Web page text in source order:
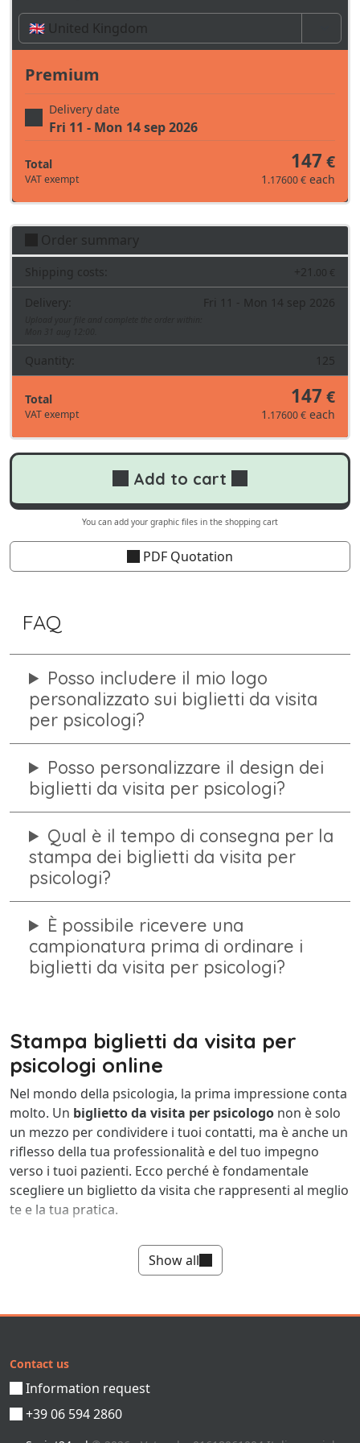
Time, costs and taxes can vary depending on the
region and products contained in the cart
Premium
Delivery date
Fri 11 - Mon 14 sep 2026
Total
VAT exempt
147 €
1 .17600 € each
Order summary
Shipping costs: +21 .00 €
Delivery: Fri 11 - Mon 14 sep 2026
Quantity: 125
Total
VAT exempt
147 €
1 .17600 € each
Add to cart
You can add your graphic files in the shopping cart
PDF Quotation
FAQ
Posso includere il mio logo
personalizzato sui biglietti da visita
per psicologi?
Posso personalizzare il design dei
biglietti da visita per psicologi?
Qual è il tempo di consegna per la
stampa dei biglietti da visita per
psicologi?
È possibile ricevere una
campionatura prima di ordinare i
biglietti da visita per psicologi?
Stampa biglietti da visita per
psicologi online
Nel mondo della psicologia, la prima impressione conta
molto. Un biglietto da visita per psicologo non è solo
un mezzo per condividere i tuoi contatti, ma è anche un
riflesso della tua professionalità e del tuo impegno
verso i tuoi pazienti. Ecco perché è fondamentale
scegliere un biglietto da visita che rappresenti al meglio
te e la tua pratica.
stampa online di biglietti da visita per
, hai la possibilità di creare biglietti da visita
unici e di alta qualità senza dover lasciare il tuo ufficio.
Perché stampare biglietti da visita
Unbiglietto da visita per un psicologo
essere un riflesso della tranquillità e della fiducia che i
tuoi pazienti dovrebbero sentire quando entrano nel
tuo ufficio. Ecco dove entra in gioco il nostro
Show all
Contact us
Information request
+39 06 594 2860